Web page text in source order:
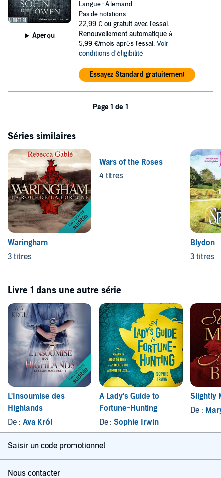
Aperçu
Langue : Allemand
Pas de notations
22,99 € ou gratuit avec l'essai.
Renouvellement automatique à
5,99 €/mois après l'essai. Voir
conditions d'éligibilité
Essayez Standard gratuitement
Page 1 de 1
Séries similaires
Waringham
3 titres
Wars of the Roses
4 titres
Blydon
3 titres
Livre 1 dans une autre série
L'Insoumise des
Highlands
De : Ava Król
A Lady’s Guide to
Fortune-Hunting
De : Sophie Irwin
Slightly
De :
Saisir un code promotionnel
Nous contacter